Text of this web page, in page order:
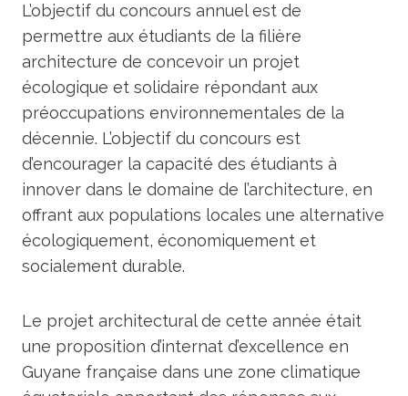
L’objectif du concours annuel est de
permettre aux étudiants de la filière
architecture de concevoir un projet
écologique et solidaire répondant aux
préoccupations environnementales de la
décennie. L’objectif du concours est
d’encourager la capacité des étudiants à
innover dans le domaine de l’architecture, en
offrant aux populations locales une alternative
écologiquement, économiquement et
socialement durable.
Le projet architectural de cette année était
une proposition d’internat d’excellence en
Guyane française dans une zone climatique